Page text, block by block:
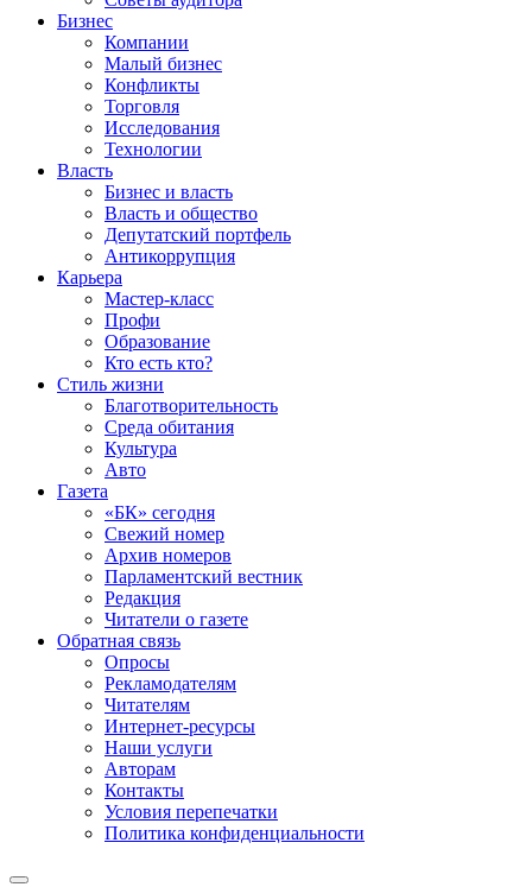
Бизнес
Компании
Малый бизнес
Конфликты
Торговля
Исследования
Технологии
Власть
Бизнес и власть
Власть и общество
Депутатский портфель
Антикоррупция
Карьера
Мастер-класс
Профи
Образование
Кто есть кто?
Стиль жизни
Благотворительность
Среда обитания
Культура
Авто
Газета
«БК» сегодня
Свежий номер
Архив номеров
Парламентский вестник
Редакция
Читатели о газете
Обратная связь
Опросы
Рекламодателям
Читателям
Интернет-ресурсы
Наши услуги
Авторам
Контакты
Условия перепечатки
Политика конфиденциальности